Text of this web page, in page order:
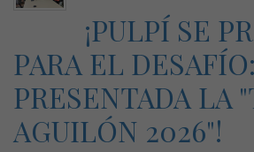
¡PULPÍ SE
PARA EL DESAFÍO:
PRESENTADA LA
AGUILÓN 2026"!